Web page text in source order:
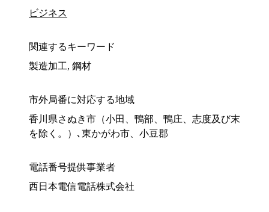
ビジネス
関連するキーワード
製造加工, 鋼材
市外局番に対応する地域
香川県さぬき市（小田、鴨部、鴨庄、志度及び末
を除く。）､東かがわ市、小豆郡
電話番号提供事業者
西日本電信電話株式会社